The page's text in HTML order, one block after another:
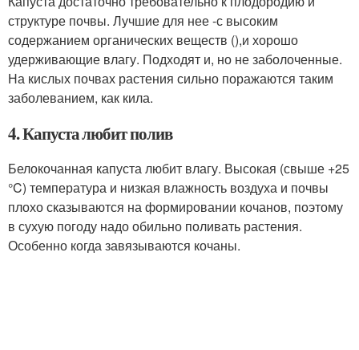
структуре почвы. Лучшие для нее -с высоким
содержанием органических веществ (),и хорошо
удерживающие влагу. Подходят и, но не заболоченные.
На кислых почвах растения сильно поражаются таким
заболеванием, как кила.
4. Капуста любит полив
Белокочанная капуста любит влагу. Высокая (свыше +25
°C) температура и низкая влажность воздуха и почвы
плохо сказываются на формировании кочанов, поэтому
в сухую погоду надо обильно поливать растения.
Особенно когда завязываются кочаны.